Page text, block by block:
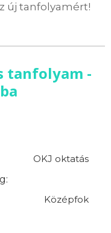
új tanfolyamért!
tanfolyam -
OKJ oktatás
Középfok